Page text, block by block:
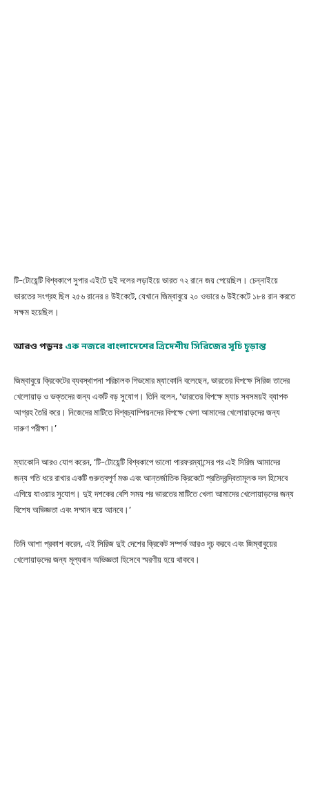
টি-টোয়েন্টি বিশ্বকাপে সুপার এইটে দুই দলের লড়াইয়ে ভারত ৭২ রানে জয় পেয়েছিল। চেন্নাইয়ে
ভারতের সংগ্রহ ছিল ২৫৬ রানের ৪ উইকেটে, যেখানে জিম্বাবুয়ে ২০ ওভারে ৬ উইকেটে ১৮৪ রান করতে
সক্ষম হয়েছিল।
আরও পড়ুনঃ এক নজরে বাংলাদেশের ত্রিদেশীয় সিরিজের সূচি চূড়ান্ত
জিম্বাবুয়ে ক্রিকেটের ব্যবস্থাপনা পরিচালক গিভমোর ম্যাকোনি বলেছেন, ভারতের বিপক্ষে সিরিজ তাদের
খেলোয়াড় ও ভক্তদের জন্য একটি বড় সুযোগ। তিনি বলেন, ‘ভারতের বিপক্ষে ম্যাচ সবসময়ই ব্যাপক
আগ্রহ তৈরি করে। নিজেদের মাটিতে বিশ্বচ্যাম্পিয়নদের বিপক্ষে খেলা আমাদের খেলোয়াড়দের জন্য
দারুণ পরীক্ষা।’
ম্যাকোনি আরও যোগ করেন, ‘টি-টোয়েন্টি বিশ্বকাপে ভালো পারফরম্যান্সের পর এই সিরিজ আমাদের
জন্য গতি ধরে রাখার একটি গুরুত্বপূর্ণ মঞ্চ এবং আন্তর্জাতিক ক্রিকেটে প্রতিদ্বন্দ্বিতামূলক দল হিসেবে
এগিয়ে যাওয়ার সুযোগ। দুই দশকের বেশি সময় পর ভারতের মাটিতে খেলা আমাদের খেলোয়াড়দের জন্য
বিশেষ অভিজ্ঞতা এবং সম্মান বয়ে আনবে।’
তিনি আশা প্রকাশ করেন, এই সিরিজ দুই দেশের ক্রিকেট সম্পর্ক আরও দৃঢ় করবে এবং জিম্বাবুয়ের
খেলোয়াড়দের জন্য মূল্যবান অভিজ্ঞতা হিসেবে স্মরণীয় হয়ে থাকবে।